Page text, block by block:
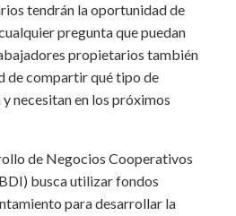
tendrán la oportunidad de
pregunta que puedan
propietarios también
de compartir qué tipo de
necesitan en los próximos
de Negocios Cooperativos
busca utilizar fondos
para desarrollar la